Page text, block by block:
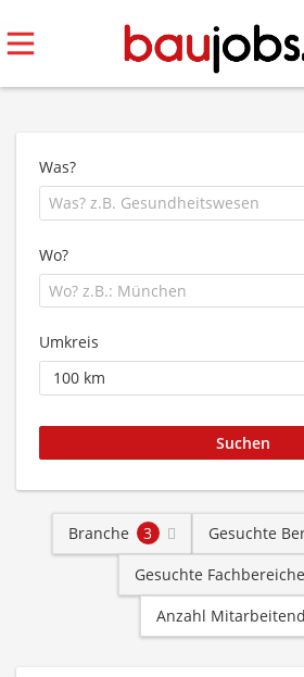
Was?
Wo?
Umkreis
Branche 3 Gesuchte
Gesuchte Fachbereiche
Anzahl